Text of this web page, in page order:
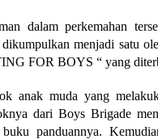
dalam perkemahan
dikumpulkan menjadi satu
FOR BOYS “ yang
anak muda yang
dari Boys Brigade
buku panduannya.